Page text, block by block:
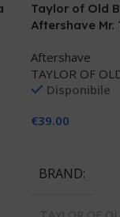
Taylor of Old
Aftershave Mr.
Aftershave
TAYLOR OF
Disponibile
€39.00
BRAND